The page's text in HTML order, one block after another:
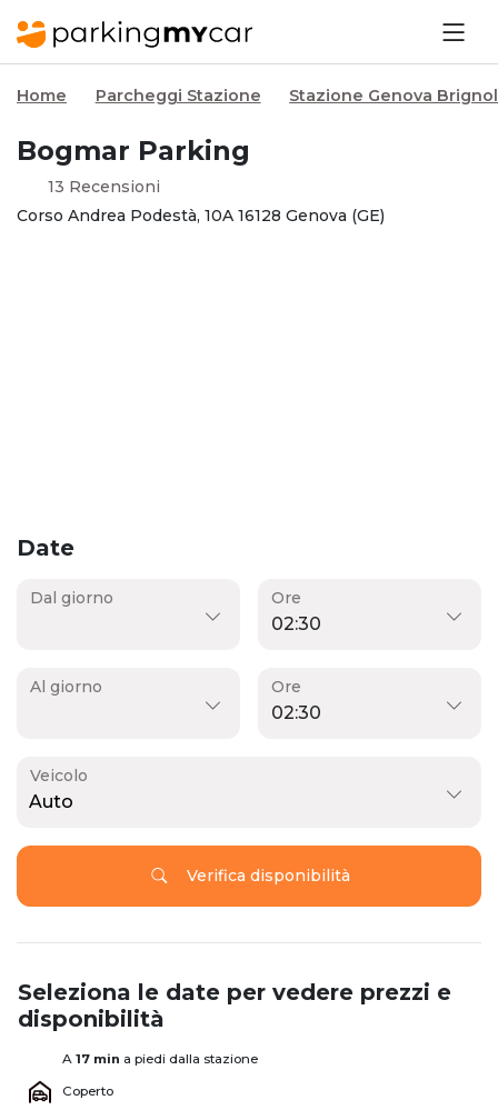
Home Parcheggi Stazione Stazione Genova
Bogmar Parking
13 Recensioni
Corso Andrea Podestà, 10A 16128 Genova (GE)
Date
Dal giorno Ore
Al giorno Ore
Veicolo
Auto
Verifica disponibilità
Seleziona le date per vedere prezzi e
disponibilità
A 17 min a piedi dalla stazione
Coperto